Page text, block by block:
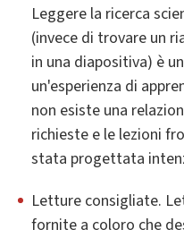
Leggere la ricerca
(invece di trovare un
in una diapositiva) è
un'esperienza di
non esiste una
richieste e le lezioni
stata progettata
Letture consigliate.
fornite a coloro che